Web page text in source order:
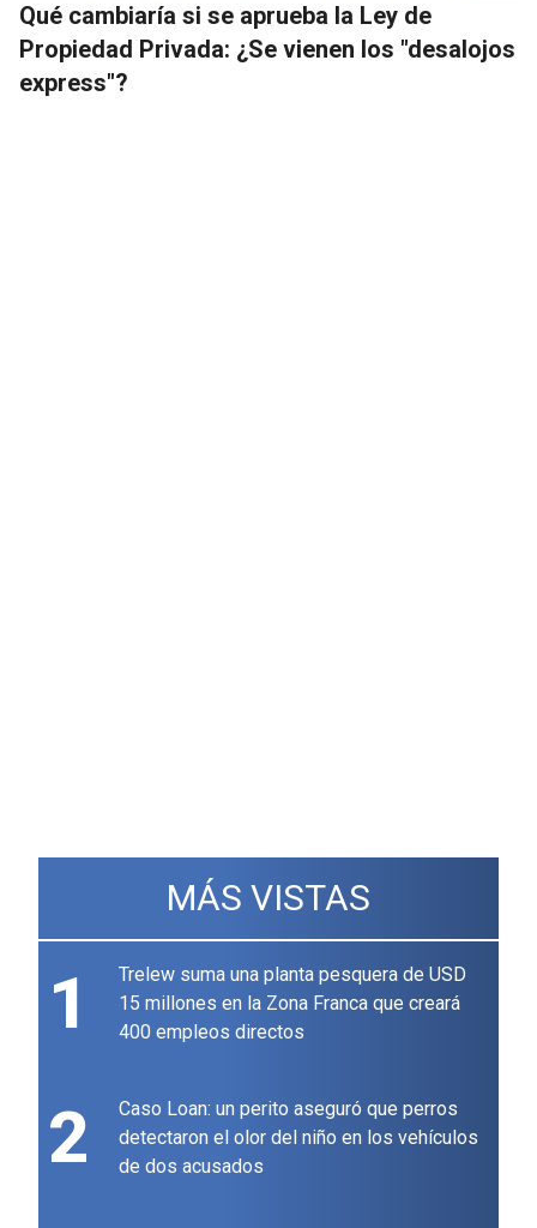
Qué cambiaría si se aprueba la Ley de
Propiedad Privada: ¿Se vienen los "desalojos
express"?
MÁS VISTAS
1
Trelew suma una planta pesquera de USD
15 millones en la Zona Franca que creará
400 empleos directos
2
Caso Loan: un perito aseguró que perros
detectaron el olor del niño en los vehículos
de dos acusados